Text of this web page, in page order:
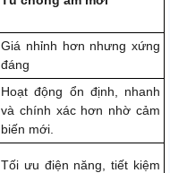
Giá nhỉnh hơn nhưng xứng
đáng
Hoạt động ổn định, nhanh
và chính xác hơn nhờ cảm
biến mới.
Tối ưu điện năng, tiết kiệm